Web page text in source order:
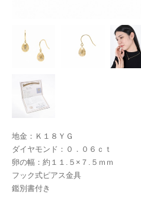
地金：Ｋ１８ＹＧ
ダイヤモンド：０．０６ｃｔ
卵の幅：約１１.５×７.５ｍｍ
フック式ピアス金具
鑑別書付き